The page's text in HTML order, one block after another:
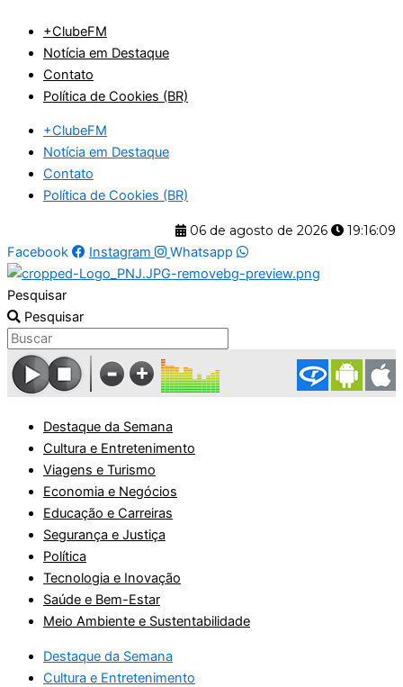
para
conteúdo
+ClubeFM
Notícia em Destaque
Contato
Política de Cookies (BR)
+ClubeFM
Notícia em Destaque
Contato
Política de Cookies (BR)
06 de agosto de 2026
19:16:09
Facebook
Instagram Whatsapp
Pesquisar
Pesquisar
Destaque da Semana
Cultura e Entretenimento
Viagens e Turismo
Economia e Negócios
Educação e Carreiras
Segurança e Justiça
Política
Tecnologia e Inovação
Saúde e Bem-Estar
Meio Ambiente e Sustentabilidade
Destaque da Semana
Cultura e Entretenimento